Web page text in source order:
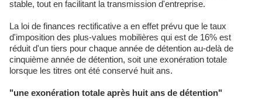
stable, tout en facilitant la transmission d'entreprise.
La loi de finances rectificative a en effet prévu que le taux
d'imposition des plus-values mobilières qui est de 16% est
réduit d'un tiers pour chaque année de détention au-delà de
cinquième année de détention, soit une exonération totale
lorsque les titres ont été conservé huit ans.
"une exonération totale après huit ans de détention"